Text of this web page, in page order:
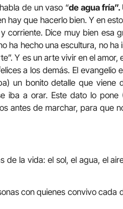
de un vaso “de agua fría”.
hay que hacerlo bien. Y en
corriente. Dice muy bien esa
ha hecho una escultura, no
Y es un arte vivir en el amor,
a los demás. El evangelio
un bonito detalle que viene
iba a orar. Este dato lo pone
antes de marchar, para que
de la vida: el sol, el agua, el
con quienes convivo cada